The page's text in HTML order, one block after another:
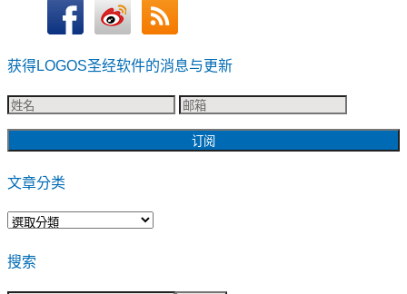
获得LOGOS圣经软件的消息与更新
文章分类
文
分
类
搜索